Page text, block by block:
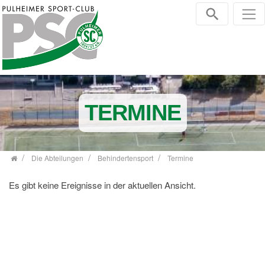
Zum Inhalt springen
TERMINE
Die Abteilungen Behindertensport Termine
Es gibt keine Ereignisse in der aktuellen Ansicht.